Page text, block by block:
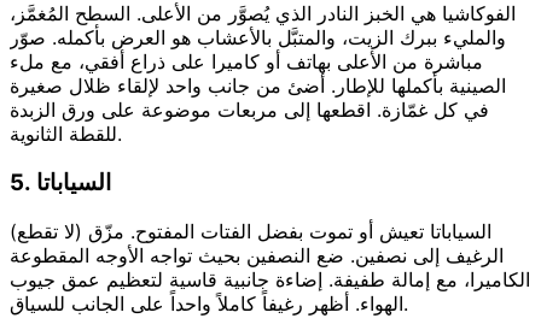
الفوكاشيا هي الخبز النادر الذي يُصوَّر من الأعلى. السطح المُغمَّز،
والمليء ببرك الزيت، والمتبَّل بالأعشاب هو العرض بأكمله. صوّر
مباشرة من الأعلى بهاتف أو كاميرا على ذراع أفقي، مع ملء
الصينية بأكملها للإطار. أضئ من جانب واحد لإلقاء ظلال صغيرة
في كل غمّازة. اقطعها إلى مربعات موضوعة على ورق الزبدة
للقطة الثانوية.
5. السياباتا
السياباتا تعيش أو تموت بفضل الفتات المفتوح. مزّق (لا تقطع)
الرغيف إلى نصفين. ضع النصفين بحيث تواجه الأوجه المقطوعة
الكاميرا، مع إمالة طفيفة. إضاءة جانبية قاسية لتعظيم عمق جيوب
الهواء. أظهر رغيفاً كاملاً واحداً على الجانب للسياق.